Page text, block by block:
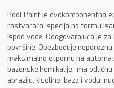
Pool Paint je dvokomponentna
rastvarača, specijalno
ispod vode. Odogovarajuća je
površine. Obezbeđuje
maksimalno otpornu na
bazenske hemikalije. Ima
abraziju, kiseline, baze i vodu,